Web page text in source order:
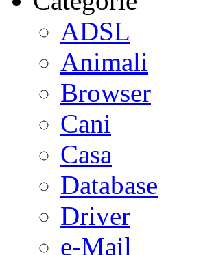
ADSL
Animali
Browser
Cani
Casa
Database
Driver
e-Mail